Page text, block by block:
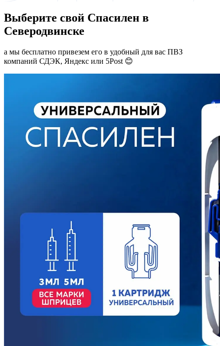
Выберите свой Спасилен в
Северодвинске
а мы бесплатно привезем его в удобный для вас ПВЗ
компаний СДЭК, Яндекс или 5Post 😊